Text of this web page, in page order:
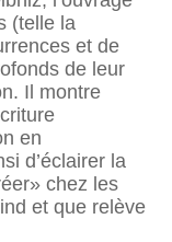
(telle la
et de
de leur
Il montre
en
d’éclairer la
chez les
et que relève